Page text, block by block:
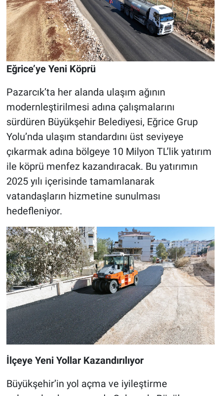
Eğrice’ye Yeni Köprü
Pazarcık’ta her alanda ulaşım ağının
modernleştirilmesi adına çalışmalarını
sürdüren Büyükşehir Belediyesi, Eğrice Grup
Yolu’nda ulaşım standardını üst seviyeye
çıkarmak adına bölgeye 10 Milyon TL’lik yatırım
ile köprü menfez kazandıracak. Bu yatırımın
2025 yılı içerisinde tamamlanarak
vatandaşların hizmetine sunulması
hedefleniyor.
İlçeye Yeni Yollar Kazandırılıyor
Büyükşehir’in yol açma ve iyileştirme